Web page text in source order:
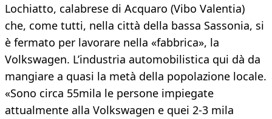
Lochiatto, calabrese di Acquaro (Vibo Valentia)
che, come tutti, nella città della bassa Sassonia, si
è fermato per lavorare nella «fabbrica», la
Volkswagen. L’industria automobilistica qui dà da
mangiare a quasi la metà della popolazione locale.
«Sono circa 55mila le persone impiegate
attualmente alla Volkswagen e quei 2-3 mila